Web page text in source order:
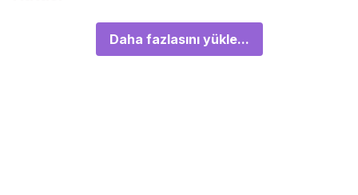
Daha fazlasını yükle...